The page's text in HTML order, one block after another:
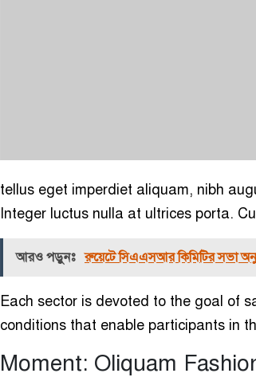
tellus eget imperdiet aliquam, nibh
Integer luctus nulla at ultrices porta.
আরও পড়ুনঃ রুয়েটে সিএএসআর কিমিটির সভা
Each sector is devoted to the goal of
conditions that enable participants in
Moment: Oliquam